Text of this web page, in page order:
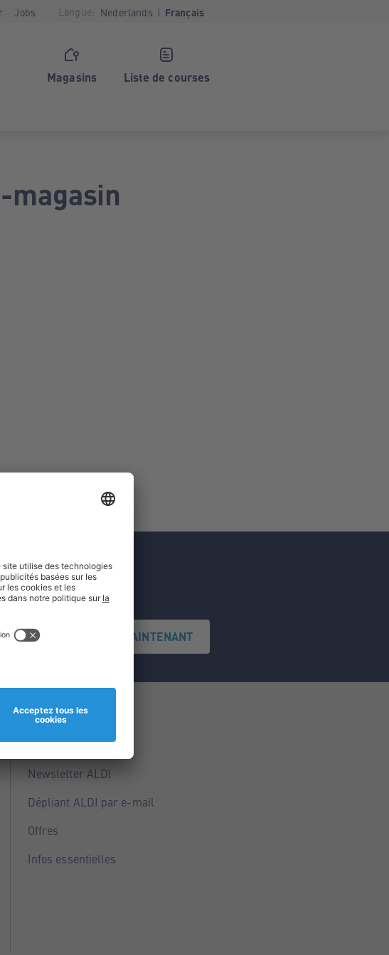
Jobs Langue: Nederlands Français
Magasins Liste de courses
magasin
S'INSCRIRE MAINTENANT
Service
Points ALDI
Newsletter ALDI
Dépliant ALDI par e-mail
Offres
Infos essentielles